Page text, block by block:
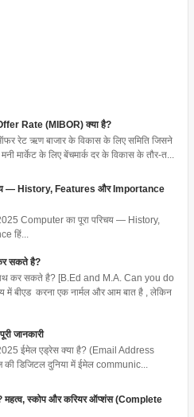
Rate (MIBOR) क्या है?
रेट ऋण बाजार के विकास के लिए समिति जिसने
मार्केट के लिए बेंचमार्क दर के विकास के तौर-त...
— History, Features और Importance
Computer का पूरा परिचय — History,
हिं...
सकते है?
कर सकते है? [B.Ed and M.A. Can you do
बीएड करना एक नार्मल और आम बात है , लेकिन
जानकारी
ईमेल एड्रेस क्या है? (Email Address
डिजिटल दुनिया में ईमेल communic...
महत्व, स्कोप और करियर ऑप्शंस (Complete